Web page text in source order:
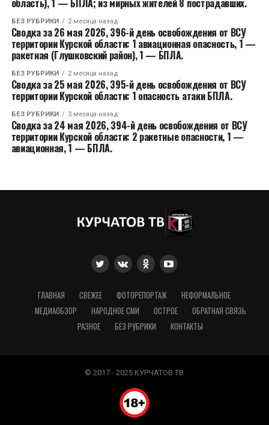
область), 1 — БПЛА; из мирных жителей 8 пострадавших.
БЕЗ РУБРИКИ 2 месяца назад
Сводка за 26 мая 2026, 396-й день освобождения от ВСУ
территории Курской области: 1 авиационная опасность, 1 —
ракетная (Глушковский район), 1 — БПЛА.
БЕЗ РУБРИКИ 2 месяца назад
Сводка за 25 мая 2026, 395-й день освобождения от ВСУ
территории Курской области: 1 опасность атаки БПЛА.
БЕЗ РУБРИКИ 3 месяца назад
Сводка за 24 мая 2026, 394-й день освобождения от ВСУ
территории Курской области: 2 ракетные опасности, 1 —
авиационная, 1 — БПЛА.
ГЛАВНАЯ СВЕЖЕЕ ФОТОРЕПОРТАЖ
НЕФОРМАЛЬНОЕ
МЕДИАОБЗОР
НАРОДНОЕ СМИ ОСТРОЕ
ОБРАТНАЯ СВЯЗЬ
РАЗНОЕ
БЕЗ РУБРИКИ КОНТАКТЫ
© 2017 - 2025 КУРЧАТОВ ТВ